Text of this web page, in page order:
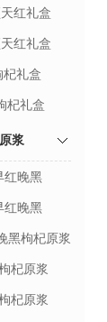
红礼盒
红礼盒
礼盒
杞礼盒
浆
红晚黑
红晚黑
黑枸杞原浆
杞原浆
杞原浆